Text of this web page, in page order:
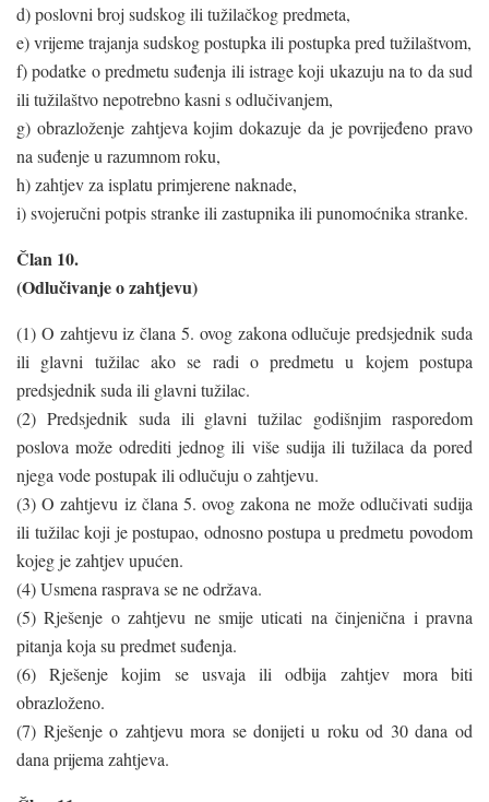
d) poslovni broj sudskog ili tužilačkog predmeta,
e) vrijeme trajanja sudskog postupka ili postupka pred tužilaštvom,
f) podatke o predmetu suđenja ili istrage koji ukazuju na to da sud
ili tužilaštvo nepotrebno kasni s odlučivanjem,
g) obrazloženje zahtjeva kojim dokazuje da je povrijeđeno pravo
na suđenje u razumnom roku,
h) zahtjev za isplatu primjerene naknade,
i) svojeručni potpis stranke ili zastupnika ili punomoćnika stranke.
Član 10.
(Odlučivanje o zahtjevu)
(1) O zahtjevu iz člana 5. ovog zakona odlučuje predsjednik suda
ili glavni tužilac ako se radi o predmetu u kojem postupa
predsjednik suda ili glavni tužilac.
(2) Predsjednik suda ili glavni tužilac godišnjim rasporedom
poslova može odrediti jednog ili više sudija ili tužilaca da pored
njega vode postupak ili odlučuju o zahtjevu.
(3) O zahtjevu iz člana 5. ovog zakona ne može odlučivati sudija
ili tužilac koji je postupao, odnosno postupa u predmetu povodom
kojeg je zahtjev upućen.
(4) Usmena rasprava se ne održava.
(5) Rješenje o zahtjevu ne smije uticati na činjenična i pravna
pitanja koja su predmet suđenja.
(6) Rješenje kojim se usvaja ili odbija zahtjev mora biti
obrazloženo.
(7) Rješenje o zahtjevu mora se donijeti u roku od 30 dana od
dana prijema zahtjeva.